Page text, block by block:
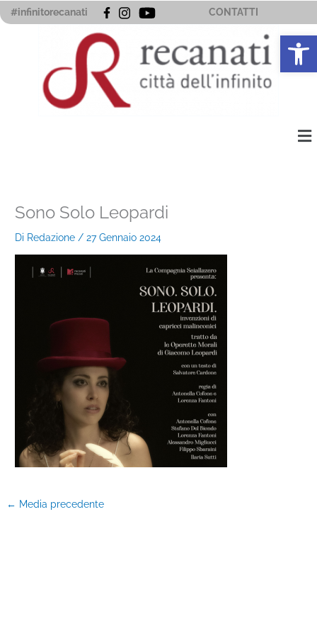
Vai
al
#infinitorecanati CONTATTI
Sono Solo Leopardi
Di Redazione /27 Gennaio 2024
← Media precedente
Apri la